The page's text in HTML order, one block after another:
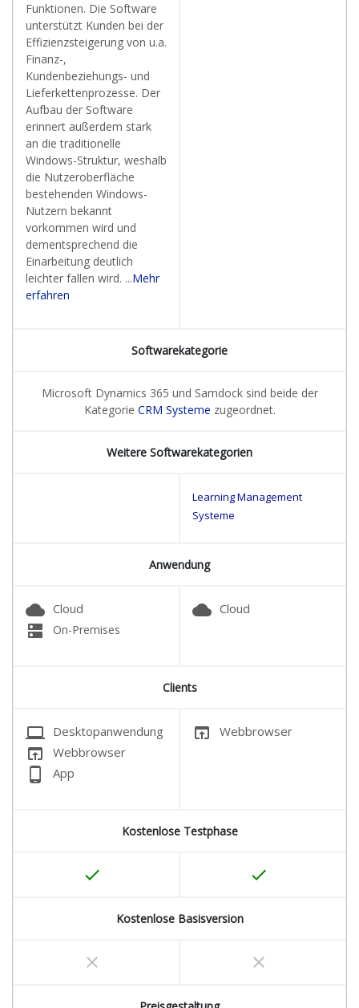
Funktionen. Die Software
unterstützt Kunden bei der
Effizienzsteigerung von u.a.
Finanz-,
Kundenbeziehungs- und
Lieferkettenprozesse. Der
Aufbau der Software
erinnert außerdem stark
an die traditionelle
Windows-Struktur, weshalb
die Nutzeroberfläche
bestehenden Windows-
Nutzern bekannt
vorkommen wird und
dementsprechend die
Einarbeitung deutlich
leichter fallen wird. ...Mehr
erfahren
Softwarekategorie
Microsoft Dynamics 365 und Samdock sind beide der
Kategorie CRM Systeme zugeordnet.
Weitere Softwarekategorien
Learning Management
Systeme
Anwendung
cloud Cloud
dns On-Premises
cloud Cloud
Clients
laptop Desktopanwendung
open_in_browser Webbrowser
phone_android App
open_in_browser Webbrowser
Kostenlose Testphase
done done
Kostenlose Basisversion
clear clear